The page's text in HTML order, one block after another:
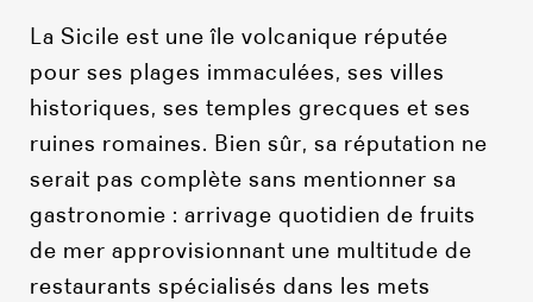
La Sicile est une île volcanique réputée
pour ses plages immaculées, ses villes
historiques, ses temples grecques et ses
ruines romaines. Bien sûr, sa réputation ne
serait pas complète sans mentionner sa
gastronomie : arrivage quotidien de fruits
de mer approvisionnant une multitude de
restaurants spécialisés dans les mets